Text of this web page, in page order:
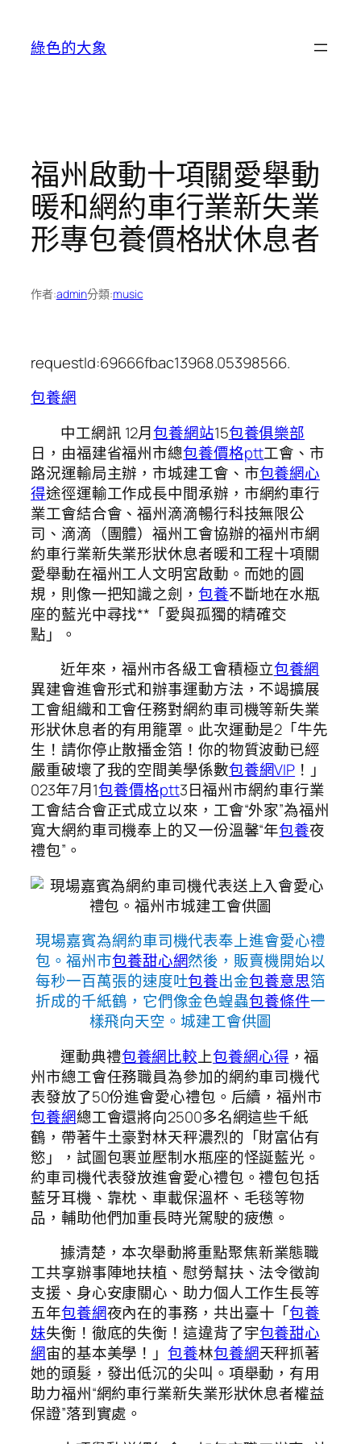
綠色的大象
福州啟動十項關愛舉動
暖和網約車行業新失業
形專包養價格狀休息者
作者:admin分類:music
requestId:69666fbac13968.05398566.
包養網
中工網訊 12月包養網站15包養俱樂部
日，由福建省福州市總包養價格ptt工會、市
路況運輸局主辦，市城建工會、市包養網心
得途徑運輸工作成長中間承辦，市網約車行
業工會結合會、福州滴滴暢行科技無限公
司、滴滴（團體）福州工會協辦的福州市網
約車行業新失業形狀休息者暖和工程十項關
愛舉動在福州工人文明宮啟動。而她的圓
規，則像一把知識之劍， 包養不斷地在水瓶
座的藍光中尋找**「愛與孤獨的精確交
點」。
近年來，福州市各級工會積極立包養網
異建會進會形式和辦事運動方法，不竭擴展
工會組織和工會任務對網約車司機等新失業
形狀休息者的有用籠罩。此次運動是2「牛先
生！請你停止散播金箔！你的物質波動已經
嚴重破壞了我的空間美學係數包養網VIP ！」
023年7月1包養價格ptt3日福州市網約車行業
工會結合會正式成立以來，工會“外家”為福州
寬大網約車司機奉上的又一份溫馨“年包養夜
禮包”。
現場嘉賓為網約車司機代表奉上進會愛心禮
包。福州市包養甜心網然後，販賣機開始以
每秒一百萬張的速度吐包養出金包養意思箔
折成的千紙鶴，它們像金色蝗蟲包養條件一
樣飛向天空。城建工會供圖
運動典禮包養網比較上包養網心得 ，福
州市總工會任務職員為參加的網約車司機代
表發放了50份進會愛心禮包。后續，福州市
包養網總工會還將向2500多名網這些千紙
鶴，帶著牛土豪對林天秤濃烈的「財富佔有
慾」，試圖包裹並壓制水瓶座的怪誕藍光。
約車司機代表發放進會愛心禮包。禮包包括
藍牙耳機、靠枕、車載保溫杯、毛毯等物
品，輔助他們加重長時光駕駛的疲憊。
據清楚，本次舉動將重點聚焦新業態職
工共享辦事陣地扶植、慰勞幫扶、法令徵詢
支援、身心安康關心、助力個人工作生長等
五年包養網夜內在的事務，共出臺十「包養
妹失衡！徹底的失衡！這違背了宇包養甜心
網宙的基本美學！」包養林包養網天秤抓著
她的頭髮，發出低沉的尖叫。項舉動，有用
助力福州“網約車行業新失業形狀休息者權益
保證”落到實處。